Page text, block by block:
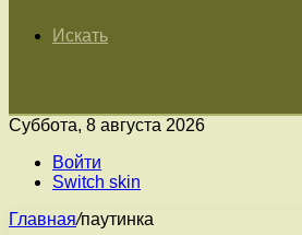
Искать
Суббота, 8 августа 2026
Войти
Switch skin
Главная/паутинка